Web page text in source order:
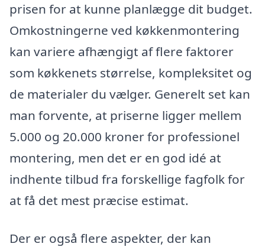
prisen for at kunne planlægge dit budget.
Omkostningerne ved køkkenmontering
kan variere afhængigt af flere faktorer
som køkkenets størrelse, kompleksitet og
de materialer du vælger. Generelt set kan
man forvente, at priserne ligger mellem
5.000 og 20.000 kroner for professionel
montering, men det er en god idé at
indhente tilbud fra forskellige fagfolk for
at få det mest præcise estimat.
Der er også flere aspekter, der kan